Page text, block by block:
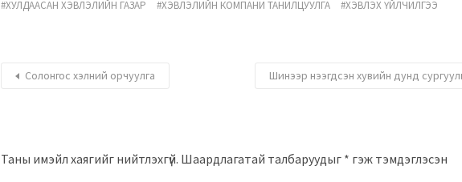
ХУЛДААСАН ХЭВЛЭЛИЙН ГАЗАР
ХЭВЛЭЛИЙН КОМПАНИ ТАНИЛЦУУЛГА ХЭВЛЭХ ҮЙЛЧИЛГЭЭ
Солонгос хэлний орчуулга Шинээр нээгдсэн хувийн дунд
Таны имэйл хаягийг нийтлэхгүй. Шаардлагатай талбаруудыг * гэж тэмдэглэсэн